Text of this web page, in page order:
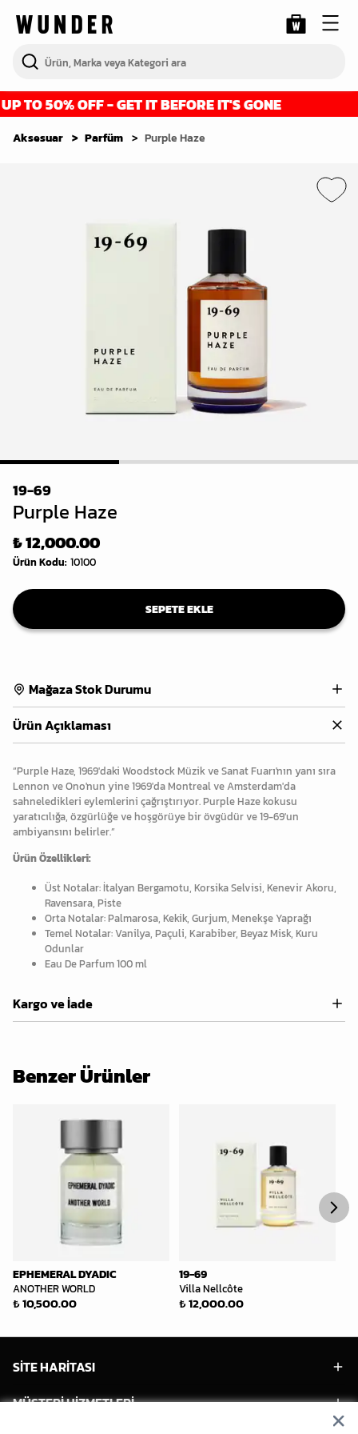
TO 50% OFF - GET IT BEFORE IT'S GONE
Aksesuar Parfüm Purple Haze
1 2 3
19-69
Purple Haze
₺ 12,000.00
Ürün Kodu: 10100
SEPETE EKLE
Mağaza Stok Durumu
Ürün Açıklaması
“Purple Haze, 1969'daki Woodstock Müzik ve Sanat Fuarı'nın yanı sıra
Lennon ve Ono'nun yine 1969'da Montreal ve Amsterdam'da
sahneledikleri eylemlerini çağrıştırıyor. Purple Haze kokusu
yaratıcılığa, özgürlüğe ve hoşgörüye bir övgüdür ve 19-69'un
ambiyansını belirler.”
Ürün Özellikleri:
Üst Notalar: İtalyan Bergamotu, Korsika Selvisi, Kenevir Akoru,
Ravensara, Piste
Orta Notalar: Palmarosa, Kekik, Gurjum, Menekşe Yaprağı
Temel Notalar: Vanilya, Paçuli, Karabiber, Beyaz Misk, Kuru
Odunlar
Eau De Parfum 100 ml
Kargo ve İade
Benzer Ürünler
EPHEMERAL DYADIC
ANOTHER WORLD
₺ 10,500.00
19-69
Villa Nellcôte
₺ 12,000.00
SİTE HARİTASI
MÜŞTERİ HİZMETLERİ